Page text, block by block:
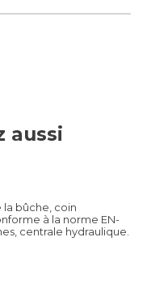
aussi
bûche, coin
à la norme EN-
centrale hydraulique.